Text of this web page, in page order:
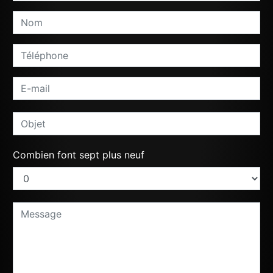
Combien font sept plus neuf